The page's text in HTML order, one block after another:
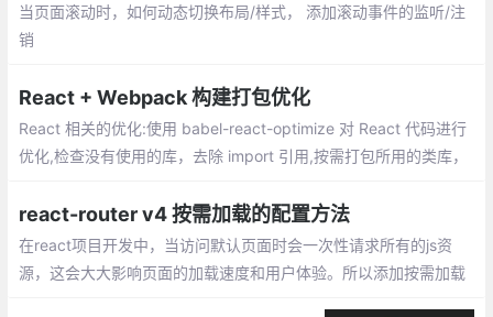
当页面滚动时，如何动态切换布局/样式， 添加滚动事件的监听/注
销
React + Webpack 构建打包优化
React 相关的优化:使用 babel-react-optimize 对 React 代码进行
优化,检查没有使用的库，去除 import 引用,按需打包所用的类库，
面：构建速度慢,打包后的文件体积过大
react-router v4 按需加载的配置方法
在react项目开发中，当访问默认页面时会一次性请求所有的js资
源，这会大大影响页面的加载速度和用户体验。所以添加按需加载